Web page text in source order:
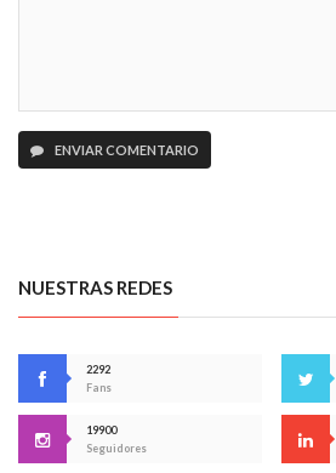
ENVIAR COMENTARIO
NUESTRAS REDES
2292
Fans
19900
Seguidores